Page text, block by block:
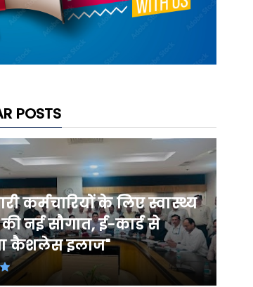
POSTS
कर्मचारियों के लिए स्वास्थ्य
की नई सौगात, ई-कार्ड से
कैशलेस इलाज"